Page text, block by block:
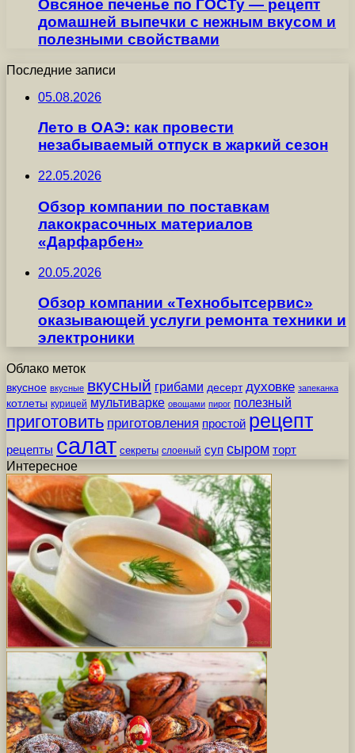
Овсяное печенье по ГОСТу — рецепт
домашней выпечки с нежным вкусом и
полезными свойствами
Последние записи
05.08.2026
Лето в ОАЭ: как провести
незабываемый отпуск в жаркий сезон
22.05.2026
Обзор компании по поставкам
лакокрасочных материалов
«Дарфарбен»
20.05.2026
Обзор компании «Технобытсервис»
оказывающей услуги ремонта техники и
электроники
Облако меток
вкусное вкусные вкусный грибами десерт духовке запеканка
котлеты курицей мультиварке овощами пирог полезный
приготовить приготовления простой рецепт
рецепты салат секреты слоеный суп сыром торт
Интересное